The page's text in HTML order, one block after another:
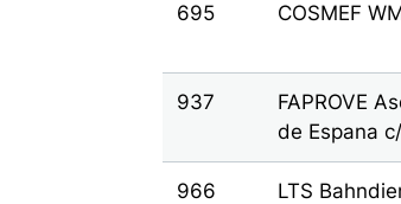
695 COSMEF
937
FAPROVE
de Espana
966 LTS